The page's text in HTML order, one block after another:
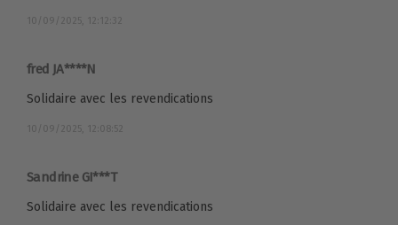
10/09/2025, 12:12:32
fred JA****N
Solidaire avec les revendications
10/09/2025, 12:08:52
Sandrine GI***T
Solidaire avec les revendications